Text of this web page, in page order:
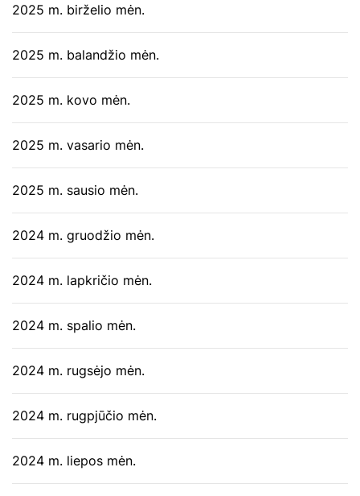
2025 m. birželio mėn.
2025 m. balandžio mėn.
2025 m. kovo mėn.
2025 m. vasario mėn.
2025 m. sausio mėn.
2024 m. gruodžio mėn.
2024 m. lapkričio mėn.
2024 m. spalio mėn.
2024 m. rugsėjo mėn.
2024 m. rugpjūčio mėn.
2024 m. liepos mėn.